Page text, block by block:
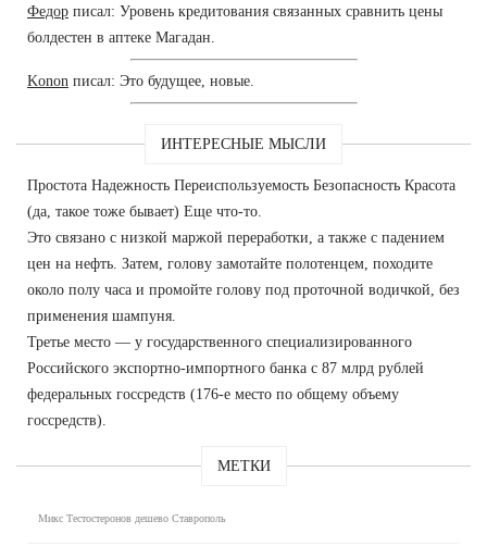
Федор писал: Уровень кредитования связанных сравнить цены
болдестен в аптеке Магадан.
Konon писал: Это будущее, новые.
ИНТЕРЕСНЫЕ МЫСЛИ
Простота Надежность Переиспользуемость Безопасность Красота
(да, такое тоже бывает) Еще что-то.
Это связано с низкой маржой переработки, а также с падением
цен на нефть. Затем, голову замотайте полотенцем, походите
около полу часа и промойте голову под проточной водичкой, без
применения шампуня.
Третье место — у государственного специализированного
Российского экспортно-импортного банка с 87 млрд рублей
федеральных госсредств (176-е место по общему объему
госсредств).
МЕТКИ
Микс Тестостеронов дешево Ставрополь